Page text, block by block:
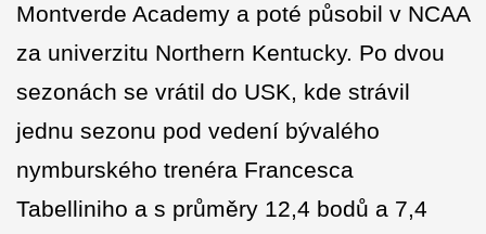
Montverde Academy a poté působil v NCAA
za univerzitu Northern Kentucky. Po dvou
sezonách se vrátil do USK, kde strávil
jednu sezonu pod vedení bývalého
nymburského trenéra Francesca
Tabelliniho a s průměry 12,4 bodů a 7,4